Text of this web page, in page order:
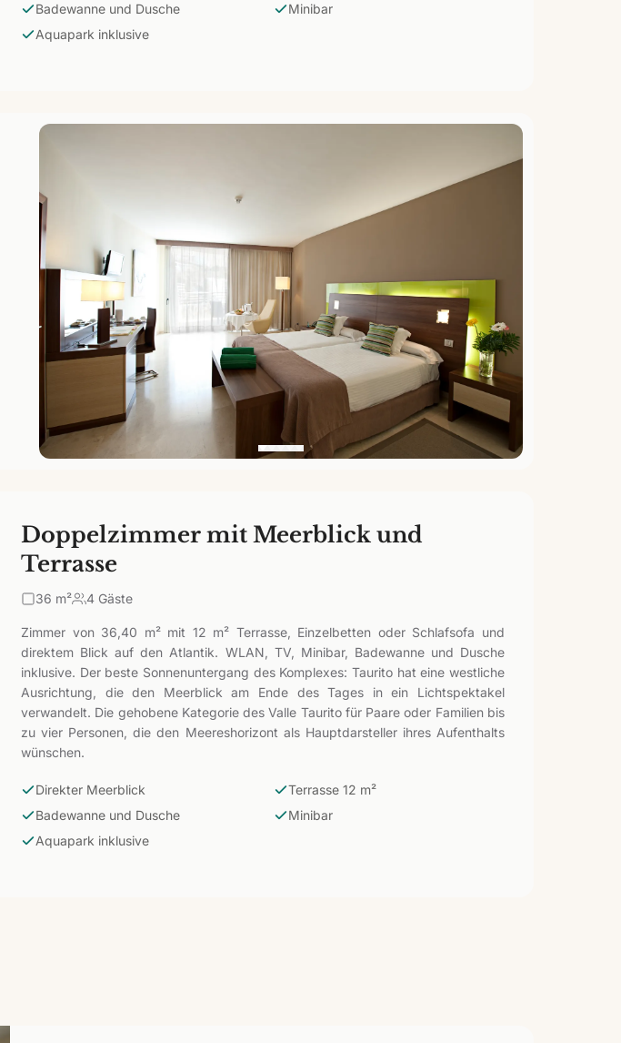
Badewanne und Dusche
Minibar
Aquapark inklusive
Doppelzimmer mit Meerblick und
Terrasse
36 m² 4 Gäste
Zimmer von 36,40 m² mit 12 m² Terrasse, Einzelbetten oder Schlafsofa und
direktem Blick auf den Atlantik. WLAN, TV, Minibar, Badewanne und Dusche
inklusive. Der beste Sonnenuntergang des Komplexes: Taurito hat eine westliche
Ausrichtung, die den Meerblick am Ende des Tages in ein Lichtspektakel
verwandelt. Die gehobene Kategorie des Valle Taurito für Paare oder Familien bis
zu vier Personen, die den Meereshorizont als Hauptdarsteller ihres Aufenthalts
wünschen.
Direkter Meerblick
Terrasse 12 m²
Badewanne und Dusche
Minibar
Aquapark inklusive